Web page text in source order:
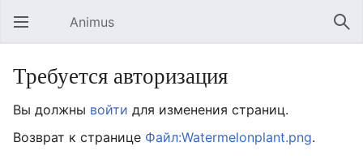
Открыть главное меню Animus
Требуется авторизация
Вы должны войти для изменения страниц.
Возврат к странице Файл:Watermelonplant.png.